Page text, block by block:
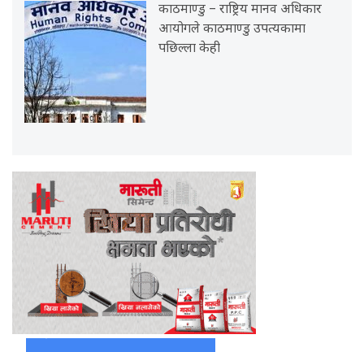
काठमाण्डु – राष्ट्रिय मानव अधिकार
आयोगले काठमाण्डु उपत्यकामा
पछिल्ला केही